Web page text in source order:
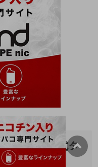
バコや加熱式タ
め